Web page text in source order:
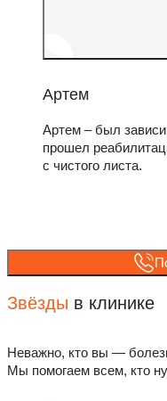
Артем
Артем – был
прошел
с чистого листа.
Звёзды в клинике
Неважно, кто вы —
Мы помогаем всем, кто